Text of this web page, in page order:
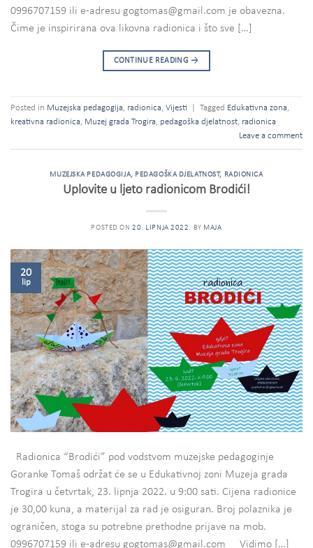
0996707159 ili e-adresu gogtomas@gmail.com je obavezna.
Čime je inspirirana ova likovna radionica i što sve […]
CONTINUE READING →
Posted in Muzejska pedagogija, radionica, Vijesti Tagged Edukativna zona,
kreativna radionica, Muzej grada Trogira, pedagoška djelatnost, radionica
Leave a comment
MUZEJSKA PEDAGOGIJA, PEDAGOŠKA DJELATNOST, RADIONICA
Uplovite u ljeto radionicom Brodići!
POSTED ON20. LIPNJA 2022. BY MAJA
20
lip
Radionica “Brodići” pod vodstvom muzejske pedagoginje
Goranke Tomaš održat će se u Edukativnoj zoni Muzeja grada
Trogira u četvrtak, 23. lipnja 2022. u 9:00 sati. Cijena radionice
je 30,00 kuna, a materijal za rad je osiguran. Broj polaznika je
ograničen, stoga su potrebne prethodne prijave na mob.
0996707159 ili e-adresu gogtomas@gmail.com Vidimo […]